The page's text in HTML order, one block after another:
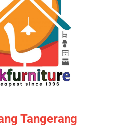
Tangerang